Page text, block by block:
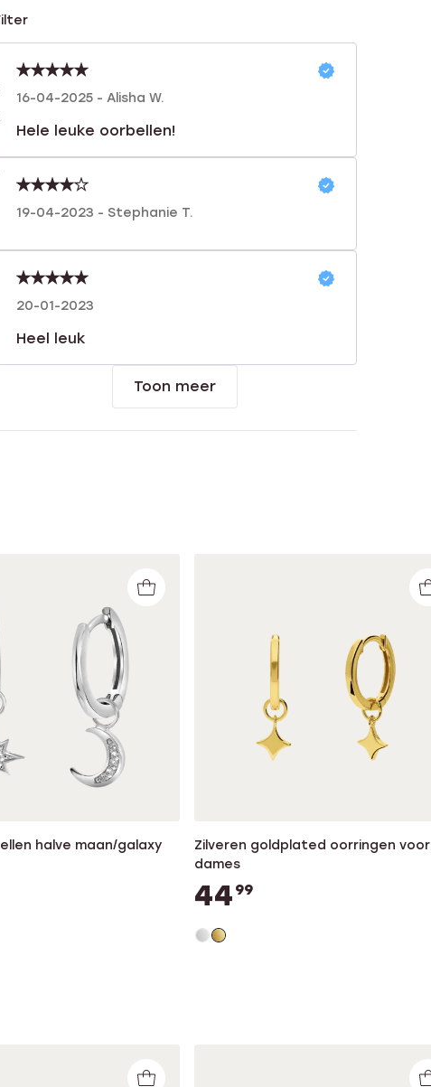
16-04-2025 - Alisha W.
Hele leuke oorbellen!
19-04-2023 - Stephanie T.
20-01-2023
Heel leuk
Toon meer
halve maan/galaxy
Zilveren goldplated oorringen voor
dames
44 99